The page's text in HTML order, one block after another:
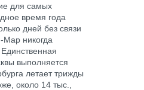
для самых
время года
дней без связи
Мар никогда
выполняется
летает трижды
около 14 тыс.,